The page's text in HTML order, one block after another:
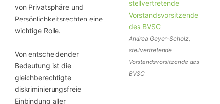
Andrea Geyer-Scholz,
stellvertretende
Vorstandsvorsitzende des
BVSC
von Privatsphäre und
Persönlichkeitsrechten eine
wichtige Rolle.
Von entscheidender
Bedeutung ist die
gleichberechtigte
diskriminierungsfreie
Einbindung aller